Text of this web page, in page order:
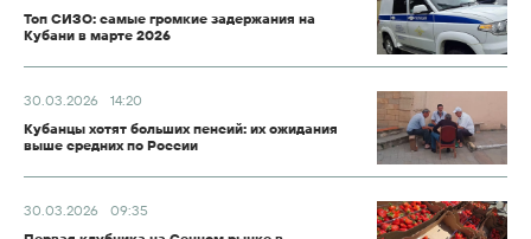
Топ СИЗО: самые громкие задержания на
Кубани в марте 2026
30.03.2026
14:20
Кубанцы хотят больших пенсий: их ожидания
выше средних по России
30.03.2026
09:35